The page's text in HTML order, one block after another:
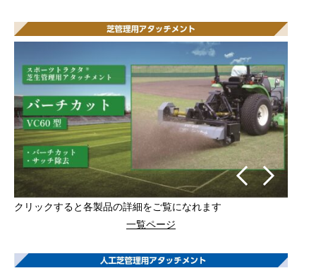
クリックすると各製品の詳細をご覧になれます
一覧ページ